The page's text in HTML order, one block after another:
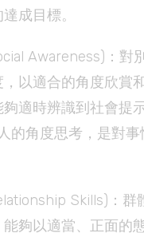
成目標。
Awareness)：對
以適合的角度欣賞
適時辨識到社會提
的角度思考，是對事
Skills)：群
夠以適當、正面的